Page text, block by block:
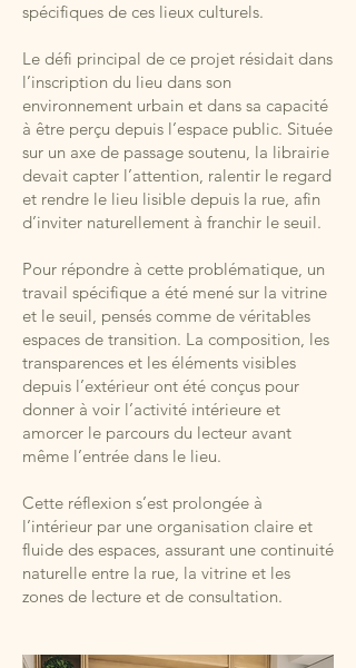
spécifiques de ces lieux culturels.
Le défi principal de ce projet résidait dans
l’inscription du lieu dans son
environnement urbain et dans sa capacité
à être perçu depuis l’espace public. Située
sur un axe de passage soutenu, la librairie
devait capter l’attention, ralentir le regard
et rendre le lieu lisible depuis la rue, afin
d’inviter naturellement à franchir le seuil.
Pour répondre à cette problématique, un
travail spécifique a été mené sur la vitrine
et le seuil, pensés comme de véritables
espaces de transition. La composition, les
transparences et les éléments visibles
depuis l’extérieur ont été conçus pour
donner à voir l’activité intérieure et
amorcer le parcours du lecteur avant
même l’entrée dans le lieu.
Cette réflexion s’est prolongée à
l’intérieur par une organisation claire et
fluide des espaces, assurant une continuité
naturelle entre la rue, la vitrine et les
zones de lecture et de consultation.